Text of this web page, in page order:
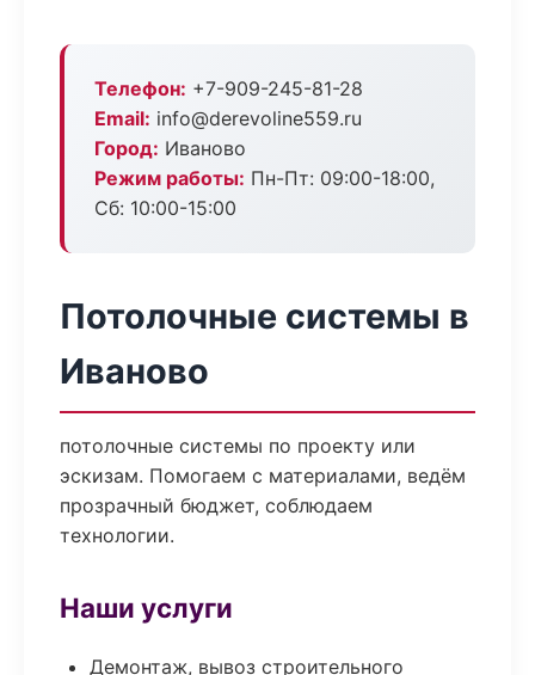
Телефон: +7-909-245-81-28
Email: info@derevoline559.ru
Город: Иваново
Режим работы: Пн-Пт: 09:00-18:00,
Сб: 10:00-15:00
Потолочные системы в
Иваново
потолочные системы по проекту или
эскизам. Помогаем с материалами, ведём
прозрачный бюджет, соблюдаем
технологии.
Наши услуги
Демонтаж, вывоз строительного